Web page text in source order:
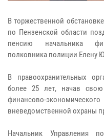
В торжественной
по Пензенской области
пенсию начальника
полковника полиции Елену
В правоохранительных
более 25 лет, начав свою
финансово-
вневедомственной охраны
Начальник Управления